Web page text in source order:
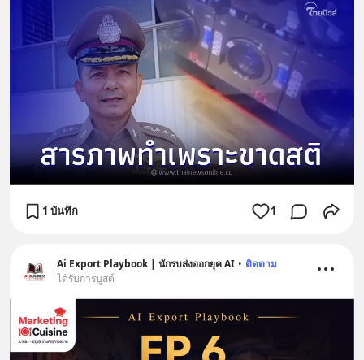
1 บันทึก 1
Ai Export Playbook | นักรบส่งออกยุค AI • ติดตาม
ได้รับการบูสต์